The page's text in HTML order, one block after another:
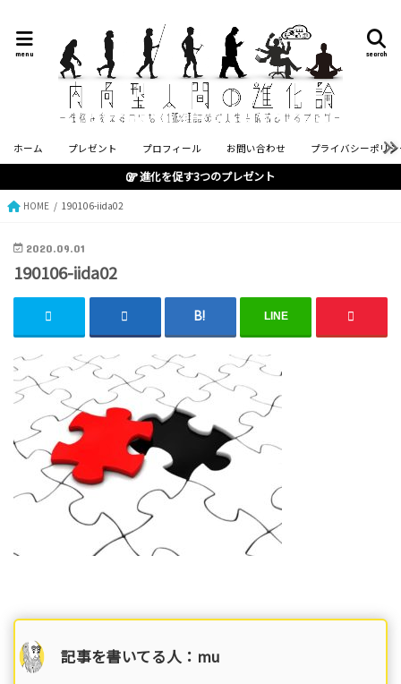
search
menu
ホーム プレゼント プロフィール お問い合わせ プライバシーポリ
進化を促す3つのプレゼント
HOME 190106-iida02
2020.09.01
190106-iida02
LINE
記事を書いてる人：mu